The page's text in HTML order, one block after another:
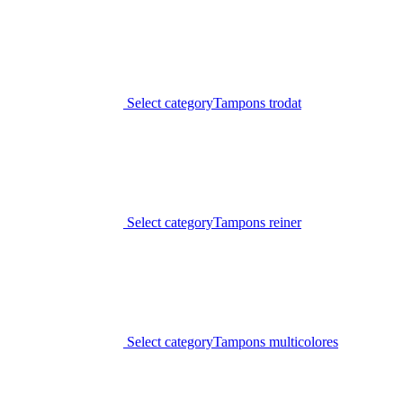
Select categoryTampons trodat
Select categoryTampons reiner
Select categoryTampons multicolores